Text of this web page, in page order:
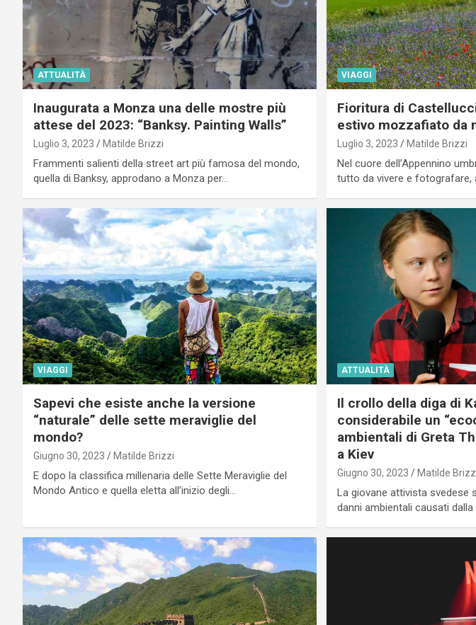
ATTUALITÀ
Inaugurata a Monza una delle mostre più
attese del 2023: “Banksy. Painting Walls”
Luglio 3, 2023 Matilde Brizzi
Frammenti salienti della street art più famosa del mondo,
quella di Banksy, approdano a Monza per…
VIAGGI
Fioritura di
estivo mozzafiato da
Luglio 3, 2023 Matilde Brizzi
Nel cuore dell’Appennino
tutto da vivere e fotografare,
VIAGGI
Sapevi che esiste anche la versione
“naturale” delle sette meraviglie del
mondo?
Giugno 30, 2023 Matilde Brizzi
E dopo la classifica millenaria delle Sette Meraviglie del
Mondo Antico e quella eletta all’inizio degli…
ATTUALITÀ
Il crollo della diga di
considerabile un
ambientali di Greta
a Kiev
Giugno 30, 2023 Matilde
La giovane attivista svedese
danni ambientali causati dalla